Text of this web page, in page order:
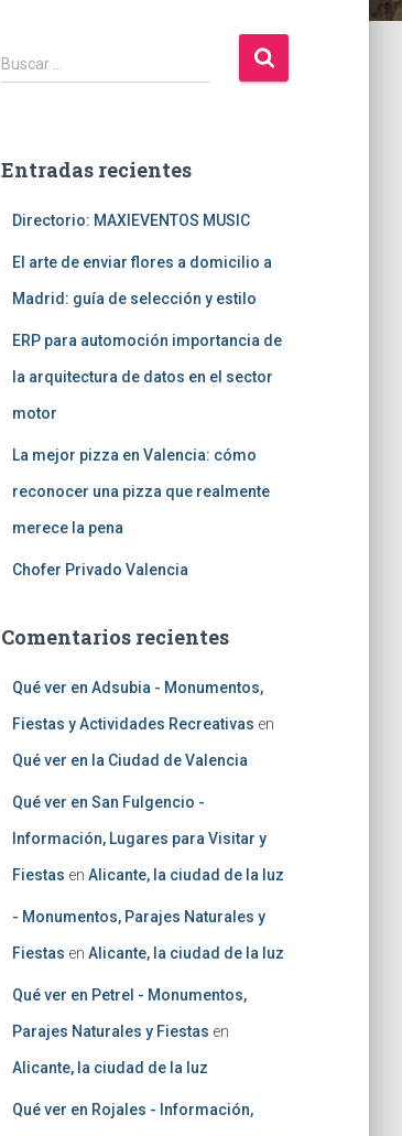
B
u
r
Buscar …
Entradas recientes
Directorio: MAXIEVENTOS MUSIC
El arte de enviar flores a domicilio a
Madrid: guía de selección y estilo
ERP para automoción importancia de
la arquitectura de datos en el sector
motor
La mejor pizza en Valencia: cómo
reconocer una pizza que realmente
merece la pena
Chofer Privado Valencia
Comentarios recientes
Qué ver en Adsubia - Monumentos,
Fiestas y Actividades Recreativas en
Qué ver en la Ciudad de Valencia
Qué ver en San Fulgencio -
Información, Lugares para Visitar y
Fiestas en Alicante, la ciudad de la luz
- Monumentos, Parajes Naturales y
Fiestas en Alicante, la ciudad de la luz
Qué ver en Petrel - Monumentos,
Parajes Naturales y Fiestas en
Alicante, la ciudad de la luz
Qué ver en Rojales - Información,